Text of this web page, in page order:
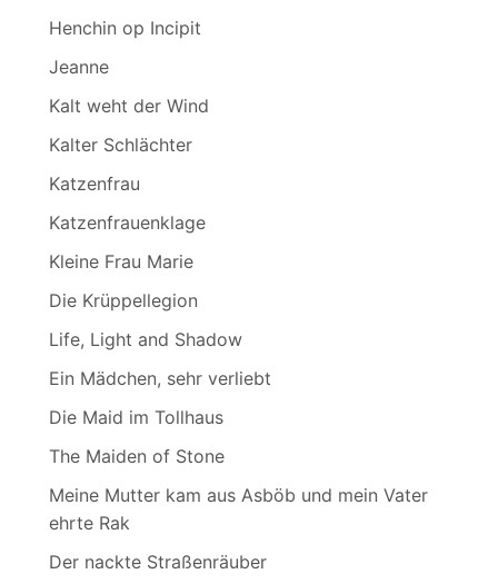
Henchin op Incipit
Jeanne
Kalt weht der Wind
Kalter Schlächter
Katzenfrau
Katzenfrauenklage
Kleine Frau Marie
Die Krüppellegion
Life, Light and Shadow
Ein Mädchen, sehr verliebt
Die Maid im Tollhaus
The Maiden of Stone
Meine Mutter kam aus Asböb und mein Vater
ehrte Rak
Der nackte Straßenräuber